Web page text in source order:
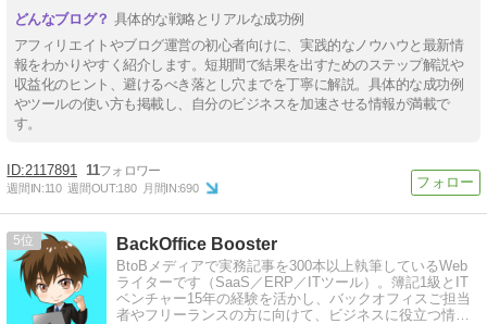
具体的な戦略とリアルな成功例
アフィリエイトやブログ運営の初心者向けに、実践的なノウハウと最新情
報をわかりやすく紹介します。短期間で結果を出すためのステップ解説や
収益化のヒント、避けるべき落とし穴までを丁寧に解説。具体的な成功例
やツールの使い方も掲載し、自分のビジネスを加速させる情報が満載で
す。
2117891 11
週間IN:110 週間OUT:180 月間IN:690
5 BackOffice Booster
BtoBメディアで実務記事を300本以上執筆しているWeb
ライターです（SaaS／ERP／ITツール）。簿記1級とIT
ベンチャー15年の経験を活かし、バックオフィスご担当
者やフリーランスの方に向けて、ビジネスに役立つ情報